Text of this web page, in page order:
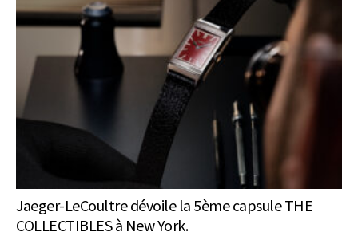
Jaeger-LeCoultre dévoile la 5ème capsule THE
COLLECTIBLES à New York.